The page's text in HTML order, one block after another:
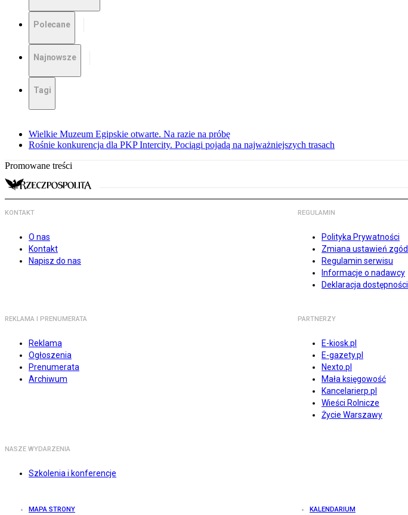
Polecane
Najnowsze
Tagi
Wielkie Muzeum Egipskie otwarte. Na razie na próbę
Rośnie konkurencja dla PKP Intercity. Pociągi pojadą na najważniejszych trasach
Promowane treści
KONTAKT
O nas
Kontakt
Napisz do nas
REGULAMIN
Polityka Prywatności
Zmiana ustawień zgód
Regulamin serwisu
Informacje o nadawcy
Deklaracja dostępności
REKLAMA I PRENUMERATA
Reklama
Ogłoszenia
Prenumerata
Archiwum
PARTNERZY
E-kiosk.pl
E-gazety.pl
Nexto.pl
Mała księgowość
Kancelarierp.pl
Wieści Rolnicze
Życie Warszawy
NASZE WYDARZENIA
Szkolenia i konferencje
MAPA STRONY KALENDARIUM